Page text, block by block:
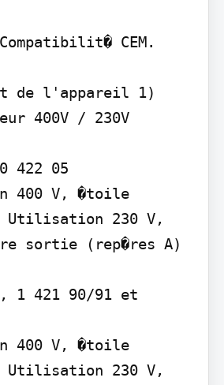
CEM.
de l'appareil 1)
400V / 230V
0 422 05
400 V, �toile
Utilisation 230 V,
sortie (rep�res A)
1 421 90/91 et
400 V, �toile
Utilisation 230 V,